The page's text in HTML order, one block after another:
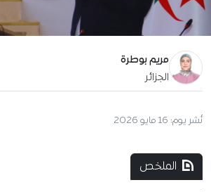
مريم بوطرة
الجزائر
نُشر يوم: 16 مايو 2026
الملخص